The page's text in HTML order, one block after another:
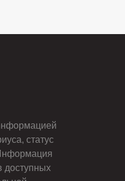
статус
доступных